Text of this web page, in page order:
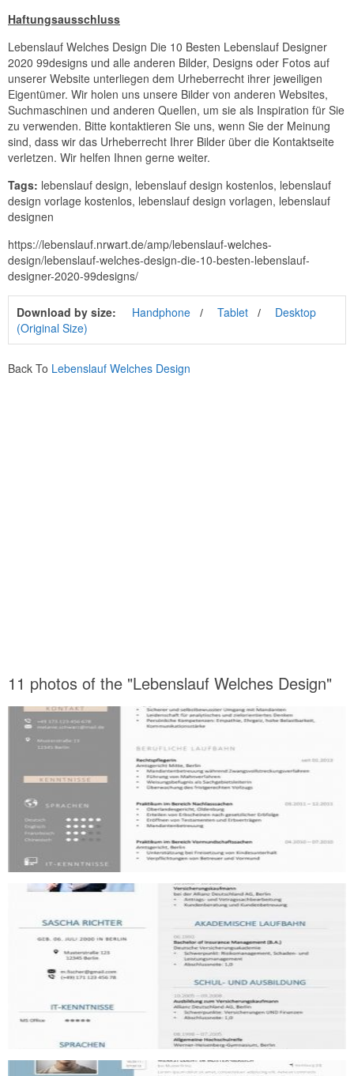
Haftungsausschluss
Lebenslauf Welches Design Die 10 Besten Lebenslauf Designer
2020 99designs und alle anderen Bilder, Designs oder Fotos auf
unserer Website unterliegen dem Urheberrecht ihrer jeweiligen
Eigentümer. Wir holen uns unsere Bilder von anderen Websites,
Suchmaschinen und anderen Quellen, um sie als Inspiration für Sie
zu verwenden. Bitte kontaktieren Sie uns, wenn Sie der Meinung
sind, dass wir das Urheberrecht Ihrer Bilder über die Kontaktseite
verletzen. Wir helfen Ihnen gerne weiter.
Tags: lebenslauf design, lebenslauf design kostenlos, lebenslauf
design vorlage kostenlos, lebenslauf design vorlagen, lebenslauf
designen
https://lebenslauf.nrwart.de/amp/lebenslauf-welches-
design/lebenslauf-welches-design-die-10-besten-lebenslauf-
designer-2020-99designs/
Download by size: Handphone Tablet
Desktop
(Original Size)
Back To Lebenslauf Welches Design
11 photos of the "Lebenslauf Welches Design"